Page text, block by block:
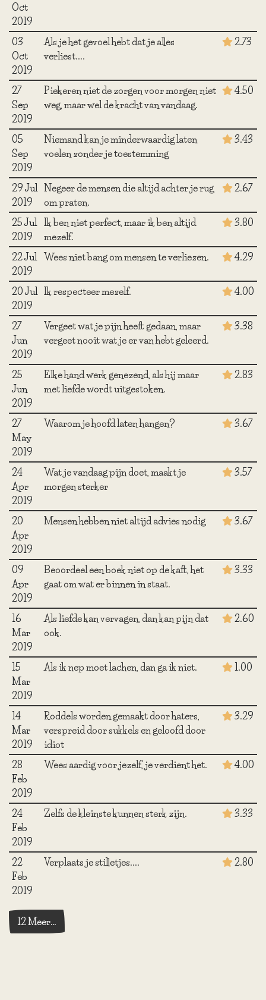
Oct
2019
03
Oct
2019
Als je het gevoel hebt dat je alles
verliest....
2.73
27
Sep
2019
Piekeren niet de zorgen voor morgen niet
weg, maar wel de kracht van vandaag.
4.50
05
Sep
2019
Niemand kan je minderwaardig laten
voelen zonder je toestemming
3.43
29 Jul
2019
Negeer de mensen die altijd achter je rug
om praten.
2.67
25 Jul
2019
Ik ben niet perfect, maar ik ben altijd
mezelf.
3.80
22 Jul
2019
Wees niet bang om mensen te verliezen. 4.29
20 Jul
2019
Ik respecteer mezelf. 4.00
27
Jun
2019
Vergeet wat je pijn heeft gedaan, maar
vergeet nooit wat je er van hebt geleerd.
3.38
25
Jun
2019
Elke hand werk genezend, als hij maar
met liefde wordt uitgestoken.
2.83
27
May
2019
Waarom je hoofd laten hangen? 3.67
24
Apr
2019
Wat je vandaag pijn doet, maakt je
morgen sterker
3.57
20
Apr
2019
Mensen hebben niet altijd advies nodig 3.67
09
Apr
2019
Beoordeel een boek niet op de kaft, het
gaat om wat er binnen in staat.
3.33
16
Mar
2019
Als liefde kan vervagen, dan kan pijn dat
ook.
2.60
15
Mar
2019
Als ik nep moet lachen, dan ga ik niet. 1.00
14
Mar
2019
Roddels worden gemaakt door haters,
verspreid door sukkels en geloofd door
idiot
3.29
28
Feb
2019
Wees aardig voor jezelf, je verdient het. 4.00
24
Feb
2019
Zelfs de kleinste kunnen sterk zijn. 3.33
22
Feb
2019
Verplaats je stilletjes.... 2.80
12 Meer…